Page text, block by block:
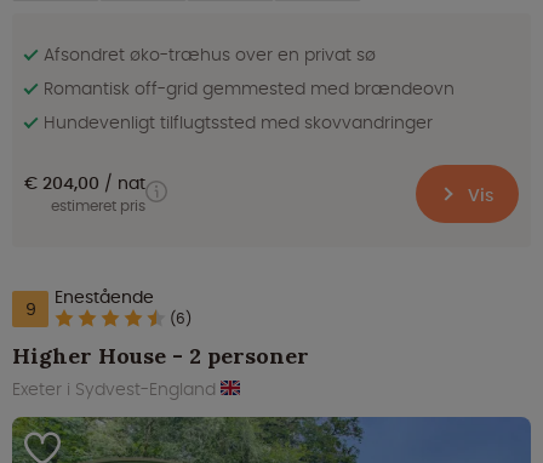
Afsondret øko-træhus over en privat sø
Romantisk off-grid gemmested med brændeovn
Hundevenligt tilflugtssted med skovvandringer
€ 204,00 nat
estimeret pris Vis
9 Enestående
(6)
Higher House - 2 personer
Exeter i Sydvest-England